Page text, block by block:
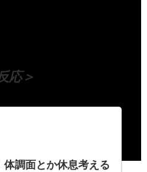
応＞
体調面とか休息考える